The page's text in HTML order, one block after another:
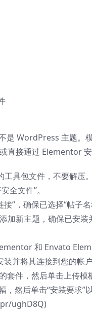
是 WordPress 主题。
直接通过 Elementor 安
工具包文件，不要解压
全文件”。
接”，确保已选择“帖子
加新主题，确保已安
和 Envato
并将其连接到您的帐户
套件，然后单击上传模
，然后单击“安装要
ughD8Q)